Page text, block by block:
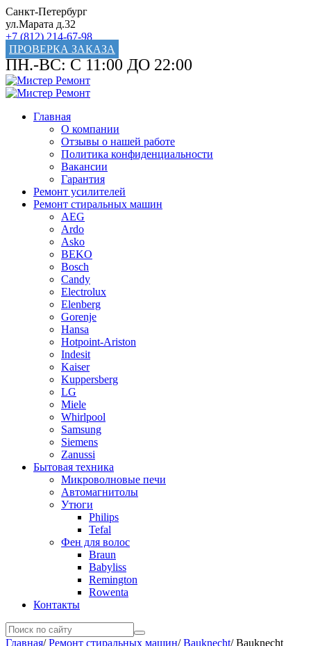
Санкт-Петербург
ул.Марата д.32
+7 (812) 214-67-98
ПРОВЕРКА ЗАКАЗА
ПН.-ВС: С 11:00 ДО 22:00
Главная
О компании
Отзывы о нашей работе
Политика конфиденциальности
Вакансии
Гарантия
Ремонт усилителей
Ремонт стиральных машин
AEG
Ardo
Asko
BEKO
Bosch
Candy
Electrolux
Elenberg
Gorenje
Hansa
Hotpoint-Ariston
Indesit
Kaiser
Kuppersberg
LG
Miele
Whirlpool
Samsung
Siemens
Zanussi
Бытовая техника
Микроволновые печи
Автомагнитолы
Утюги
Philips
Tefal
Фен для волос
Braun
Babyliss
Remington
Rowenta
Контакты
Главная/Ремонт стиральных машин/Bauknecht/Bauknecht